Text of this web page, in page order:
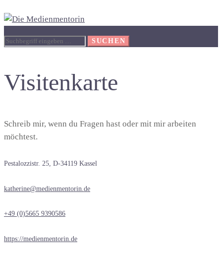
nach:
SUCHEN
Visitenkarte
Schreib mir, wenn du Fragen hast oder mit mir arbeiten
möchtest.
Pestalozzistr. 25, D-34119 Kassel
katherine@medienmentorin.de
+49 (0)5665 9390586‬
https://medienmentorin.de